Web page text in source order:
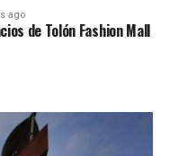
ago
de Tolón Fashion Mall